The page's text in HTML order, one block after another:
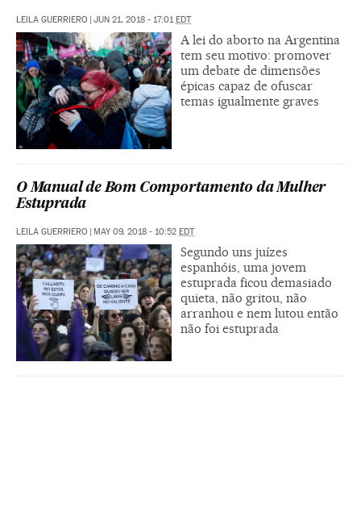
LEILA GUERRIERO | JUN 21, 2018 - 17:01 EDT
A lei do aborto na Argentina
tem seu motivo: promover
um debate de dimensões
épicas capaz de ofuscar
temas igualmente graves
O Manual de Bom Comportamento da Mulher
Estuprada
LEILA GUERRIERO | MAY 09, 2018 - 10:52 EDT
Segundo uns juízes
espanhóis, uma jovem
estuprada ficou demasiado
quieta, não gritou, não
arranhou e nem lutou então
não foi estuprada